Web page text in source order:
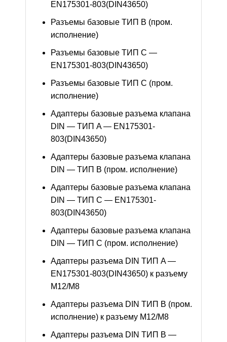
EN175301-803(DIN43650)
Разъемы базовые ТИП В (пром.
исполнение)
Разъемы базовые ТИП C —
EN175301-803(DIN43650)
Разъемы базовые ТИП C (пром.
исполнение)
Адаптеры базовые разъема клапана
DIN — ТИП A — EN175301-
803(DIN43650)
Адаптеры базовые разъема клапана
DIN — ТИП B (пром. исполнение)
Адаптеры базовые разъема клапана
DIN — ТИП C — EN175301-
803(DIN43650)
Адаптеры базовые разъема клапана
DIN — ТИП C (пром. исполнение)
Адаптеры разъема DIN ТИП A —
EN175301-803(DIN43650) к разъему
M12/M8
Адаптеры разъема DIN ТИП B (пром.
исполнение) к разъему M12/M8
Адаптеры разъема DIN ТИП B —